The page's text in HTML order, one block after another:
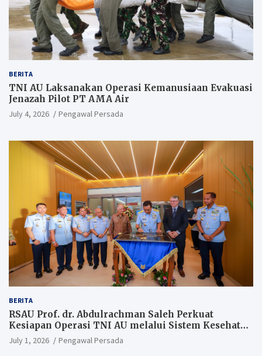
BERITA
TNI AU Laksanakan Operasi Kemanusiaan Evakuasi
Jenazah Pilot PT AMA Air
July 4, 2026 Pengawal Persada
BERITA
RSAU Prof. dr. Abdulrachman Saleh Perkuat
Kesiapan Operasi TNI AU melalui Sistem Kesehatan
Andal
July 1, 2026 Pengawal Persada